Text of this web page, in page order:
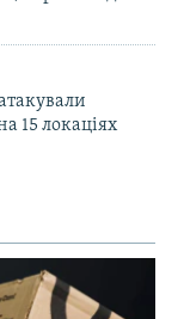
15 локаціях